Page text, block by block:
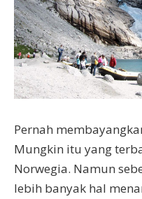
Pernah
Mungkin itu yang
Norwegia. Namun
lebih banyak hal